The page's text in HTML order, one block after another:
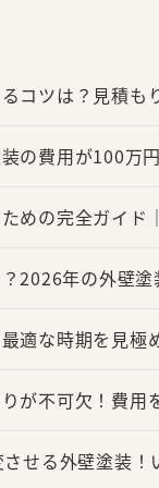
コツは？見積も
装の費用が100
めの完全ガイド
2026年の外壁
適な時期を見極
が不可欠！費
せる外壁塗装